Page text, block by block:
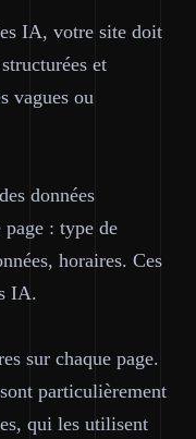
IA, votre site doit
et
vagues ou
données
page : type de
horaires. Ces
IA.
sur chaque page.
particulièrement
qui les utilisent